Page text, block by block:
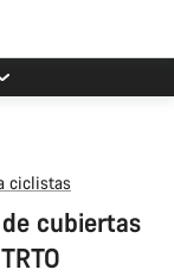
ciclistas
cubiertas